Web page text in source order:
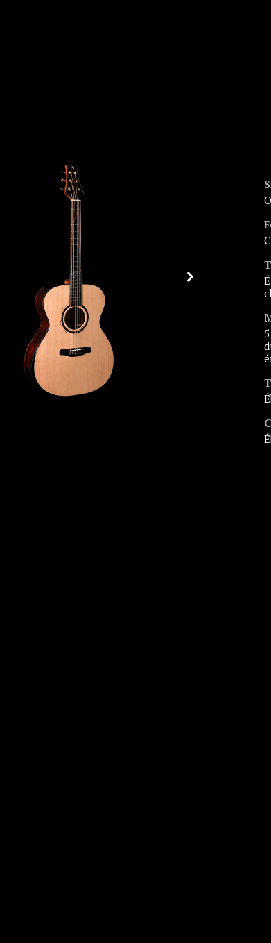
épicéa sitka
5 parties acajou